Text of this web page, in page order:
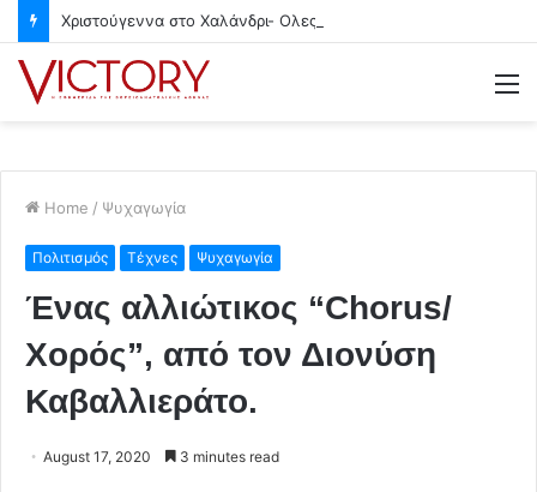
Home / Ψυχαγωγία
Πολιτισμός Τέχνες Ψυχαγωγία
Ένας αλλιώτικος “Chorus/
Χορός”, από τον Διονύση
Καβαλλιεράτο.
August 17, 2020 3 minutes read